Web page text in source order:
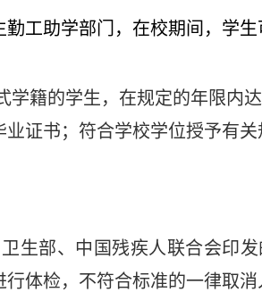
工助学部门，在校期间，学生
学籍的学生，在规定的年限内
证书；符合学校学位授予有
生部、中国残疾人联合会印
体检，不符合标准的一律取消